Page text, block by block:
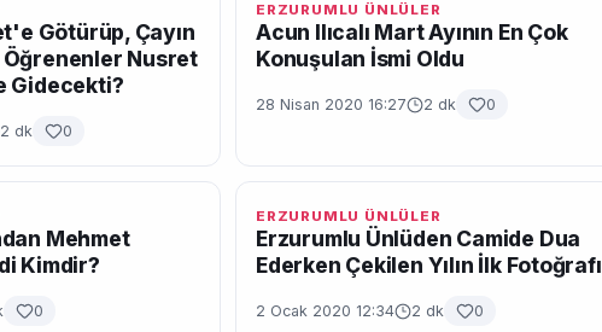
Götürüp, Çayın
Nusret
Gidecekti?
2 dk 0
ERZURUMLU ÜNLÜLER
Acun Ilıcalı Mart Ayının En Çok
Konuşulan İsmi Oldu
28 Nisan 2020 16:27 2 dk 0
Mehmet
Kimdir?
0
ERZURUMLU ÜNLÜLER
Erzurumlu Ünlüden Camide Dua
Ederken Çekilen Yılın İlk Fotoğrafı
2 Ocak 2020 12:34 2 dk 0